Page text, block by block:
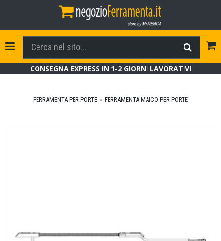
Toggle Navigation
CONSEGNA EXPRESS IN 1-2 GIORNI LAVORATIVI
FERRAMENTA PER PORTE FERRAMENTA MAICO PER PORTE